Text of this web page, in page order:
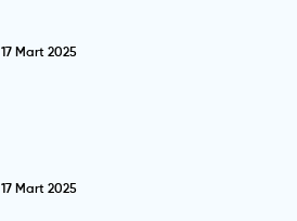
17 Mart 2025
17 Mart 2025